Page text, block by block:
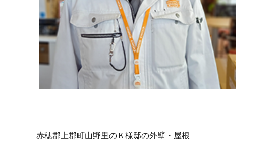
赤穂郡上郡町山野里のＫ様邸の外壁・屋根